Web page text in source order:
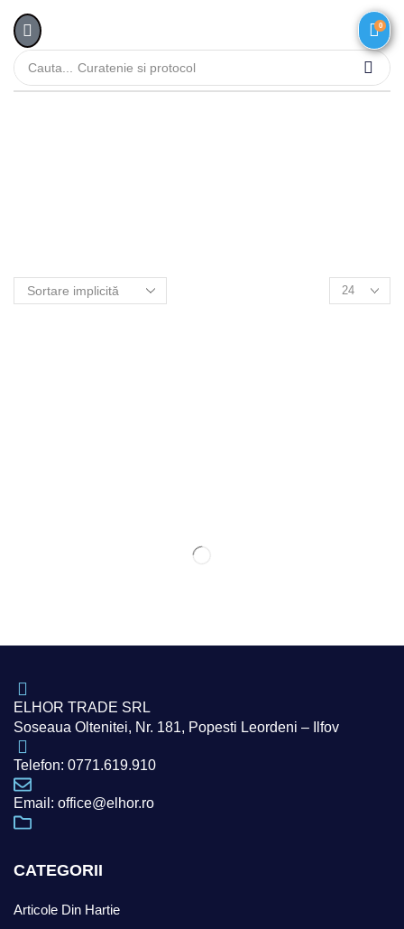
Cauta... Curatenie si protocol
0
ELHOR TRADE SRL
Soseaua Oltenitei, Nr. 181, Popesti Leordeni – Ilfov
Telefon: 0771.619.910
Email: office@elhor.ro
CATEGORII
Articole Din Hartie